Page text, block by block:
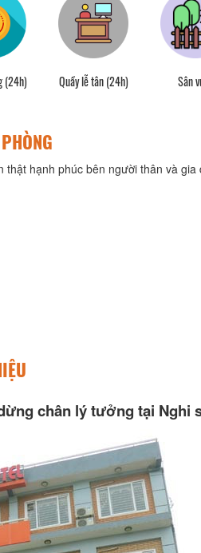
(24h) Quầy lễ tân (24h) Sân
hạnh phúc bên người thân và gia
chân lý tưởng tại Nghi